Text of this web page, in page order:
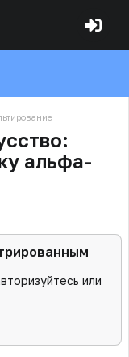
альфа-
или